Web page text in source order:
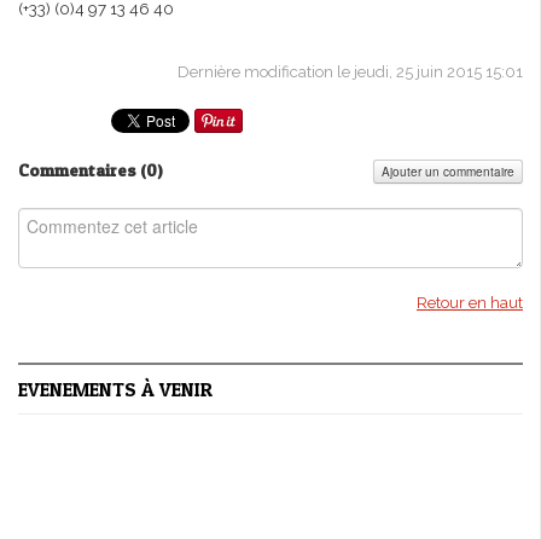
(+33) (0)4 97 13 46 40
Dernière modification le jeudi, 25 juin 2015 15:01
Commentaires (0) Ajouter un commentaire
Retour en haut
EVENEMENTS À VENIR